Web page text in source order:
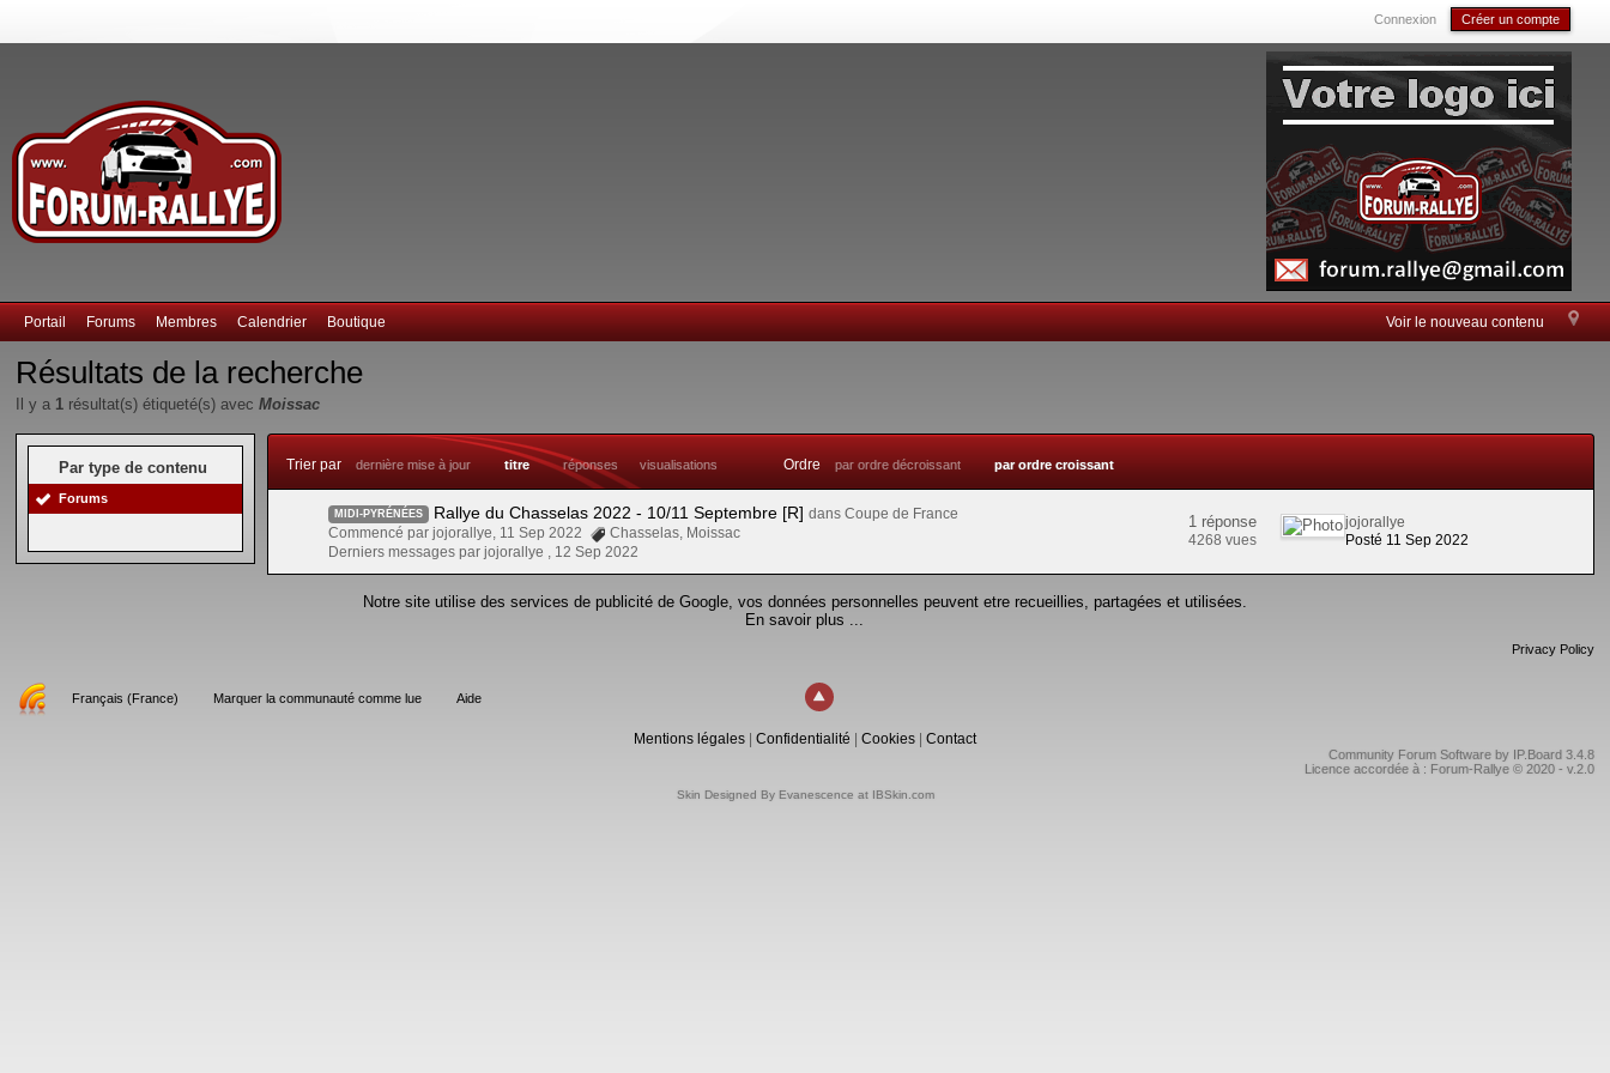
Connexion Créer un compte
Voir le nouveau contenu
Portail Forums Membres Calendrier Boutique
Résultats de la recherche
Il y a 1 résultat(s) étiqueté(s) avecMoissac
Par type de contenu
Forums
Trier par dernière mise à jour titre réponses visualisations Ordre par ordre décroissant par ordre croissant
MIDI-PYRÉNÉES Rallye du Chasselas 2022 - 10/11 Septembre [R] dans Coupe de France
Commencé par jojorallye, 11 Sep 2022
Chasselas, Moissac
Derniers messages par jojorallye , 12 Sep 2022
1 réponse
4268 vues
jojorallye
Posté 11 Sep 2022
Notre site utilise des services de publicité de Google, vos données personnelles peuvent etre recueillies, partagées et utilisées.
En savoir plus ...
Privacy Policy
Français (France) Marquer la communauté comme lue Aide
Mentions légales| Confidentialité Cookies| Contact
Community Forum Software by IP.Board 3.4.8
Licence accordée à : Forum-Rallye © 2020 - v.2.0
Skin Designed By Evanescence at IBSkin.com